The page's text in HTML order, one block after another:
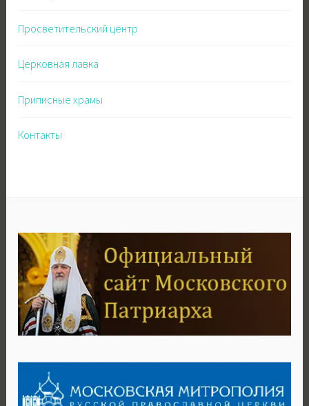
Просветительский центр
Церковная лавка
Приписные храмы
Контакты